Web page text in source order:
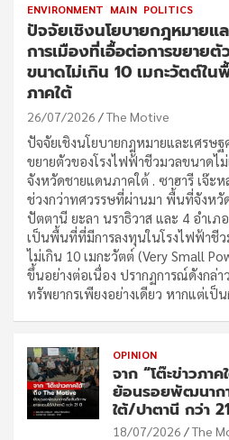
ENVIRONMENT MAIN POLITICS
ปัจจัยเชิงนโยบายกฎหมายแ
การเมืองที่เอื้อต่อการขยาย
ขนาดไม่เกิน 10 เมกะวัตต์ใ
ภาคใต้
26/07/2026 The Motive
ปัจจัยเชิงนโยบายกฎหมายและเศรษฐ
ขยายตัวของโรงไฟฟ้าชีวมวลขนาดไ
จังหวัดชายแดนภาคใต้ . ซาฮารี เจ๊ะห
ช่วงกว่าทศวรรษที่ผ่านมา พื้นที่จังหวั
ปัตตานี ยะลา นราธิวาส และ 4 อำเภ
เป็นพื้นที่ที่มีการลงทุนในโรงไฟฟ้าชี
ไม่เกิน 10 เมกะวัตต์ (Very Small
ขึ้นอย่างต่อเนื่อง ปรากฏการณ์ดังกล่
ทรัพยากรเพียงอย่างเดียว หากแต่เป็
OPINION
จาก “โต๊ะข่าวภา
ย้อนรอยพัฒนาก
ใต้/ปาตานี กว่า
18/07/2026 The